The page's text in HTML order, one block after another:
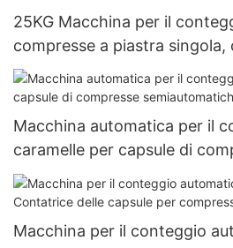
25KG Macchina per il
compresse a piastra singola,
Macchina automatica per il
caramelle per capsule di
semiautomatiche UBM-2D
Macchina per il conteggio